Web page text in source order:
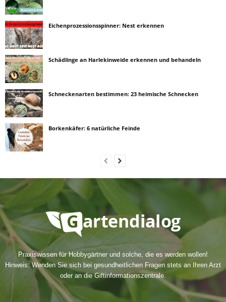
Eichenprozessionsspinner: Nest erkennen
Schädlinge an Harlekinweide erkennen und behandeln
Schneckenarten bestimmen: 23 heimische Schnecken
Borkenkäfer: 6 natürliche Feinde
Praxiswissen für Hobbygärtner und solche, die es werden wollen!
Hinweis: Wenden Sie sich bei gesundheitlichen Fragen stets an Ihren Arzt
oder an die Giftinformationszentrale.